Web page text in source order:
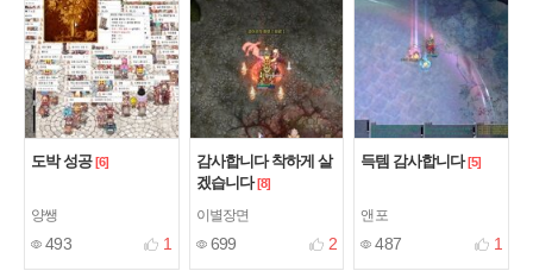
도박 성공 [6]
양쌩
493 1
감사합니다 착하게 살
겠습니다 [8]
이별장면
699 2
득템 감사합니다 [5]
앤포
487 1